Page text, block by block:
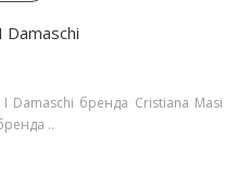
Damaschi бренда Cristiana Masi
..